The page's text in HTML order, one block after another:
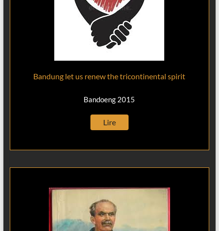
Bandung let us renew the tricontinental spirit
Bandoeng 2015
Lire